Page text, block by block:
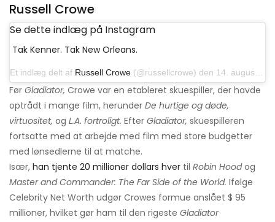
Russell Crowe
Se dette indlæg på Instagram
Tak Kenner. Tak New Orleans.
Et indlæg delt af Russell Crowe (@russellcrowe) den 14. august 2019 kl. 14:14 PDT
Før Gladiator, Crowe var en etableret skuespiller, der havde
optrådt i mange film, herunder De hurtige og døde,
virtuositet, og L.A. fortroligt. Efter Gladiator, skuespilleren
fortsatte med at arbejde med film med store budgetter
med lønsedlerne til at matche.
Især, han tjente 20 millioner dollars hver til Robin Hoodog
Master and Commander: The Far Side of the World. Ifølge
Celebrity Net Worth udgør Crowes formue anslået $ 95
millioner, hvilket gør ham til den rigeste Gladiator